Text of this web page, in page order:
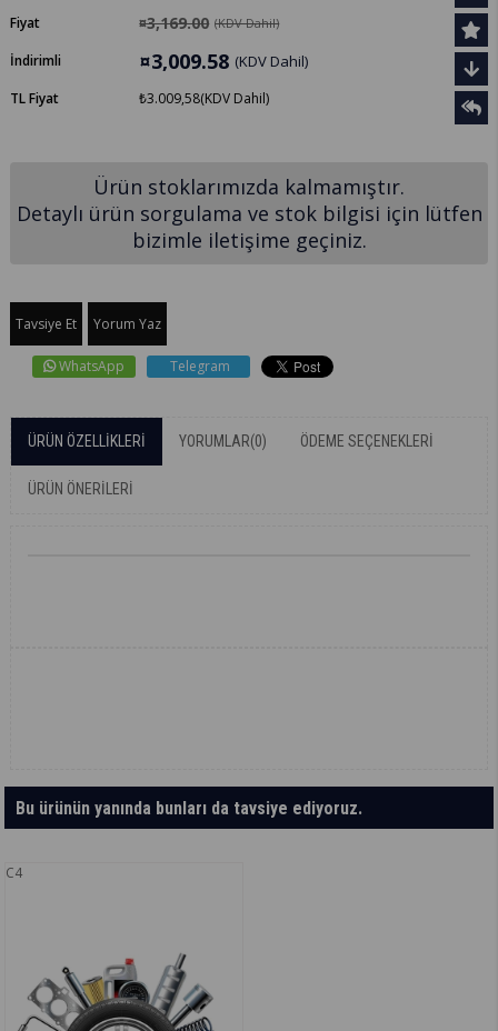
Fiyat
¤3,169.00 (KDV Dahil)
İndirimli ¤3,009.58 (KDV Dahil)
TL Fiyat ₺3.009,58(KDV Dahil)
Ürün stoklarımızda kalmamıştır.
Detaylı ürün sorgulama ve stok bilgisi için lütfen
bizimle iletişime geçiniz.
Tavsiye Et Yorum Yaz
WhatsApp Telegram
ÜRÜN ÖZELLIKLERI YORUMLAR(0) ÖDEME SEÇENEKLERI
ÜRÜN ÖNERILERI
Bu ürünün yanında bunları da tavsiye ediyoruz.
C4